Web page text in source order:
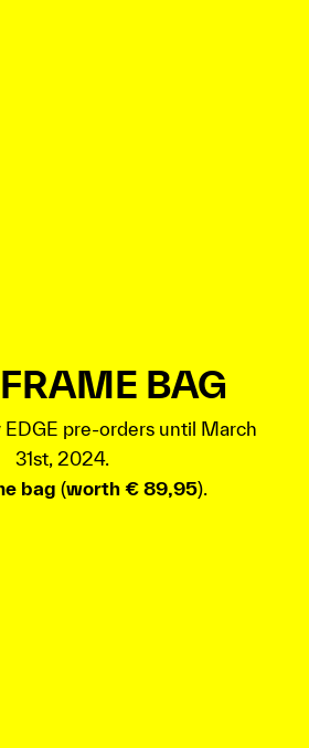
BAG
EDGE pre-orders until March
31st, 2024.
bag (worth € 89,95).